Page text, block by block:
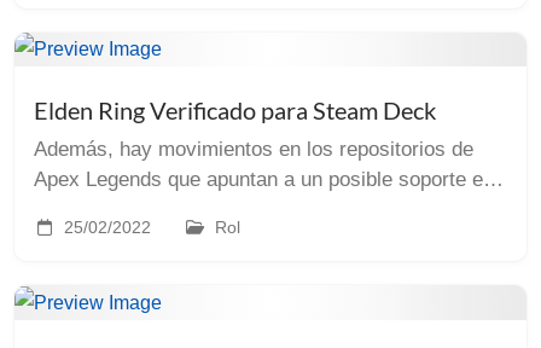
Elden Ring Verificado para Steam Deck
Además, hay movimientos en los repositorios de
Apex Legends que apuntan a un posible soporte en
Steam Deck (al menos del final del embargo de las
25/02/2022 Rol